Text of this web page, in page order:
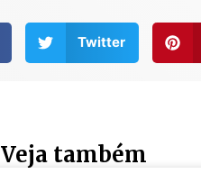
Twitter
Veja também